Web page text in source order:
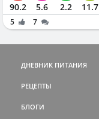
90.2 5.6 2.2 11.7
5 7
ДНЕВНИК ПИТАНИЯ
РЕЦЕПТЫ
БЛОГИ